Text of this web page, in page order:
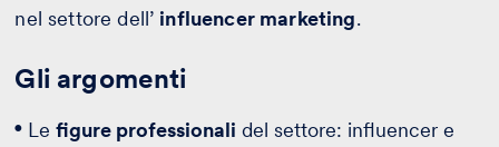
nel settore dell’ influencer marketing.
Gli argomenti
Lefigure professionali del settore: influencer e